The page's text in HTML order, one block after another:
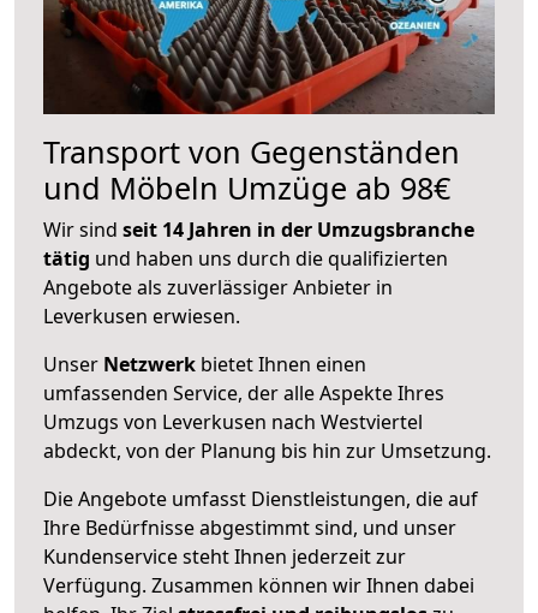
Transport von Gegenständen
und Möbeln Umzüge ab 98€
Wir sind seit 14 Jahren in der Umzugsbranche
tätig und haben uns durch die qualifizierten
Angebote als zuverlässiger Anbieter in
Leverkusen erwiesen.
Unser Netzwerk bietet Ihnen einen
umfassenden Service, der alle Aspekte Ihres
Umzugs von Leverkusen nach Westviertel
abdeckt, von der Planung bis hin zur Umsetzung.
Die Angebote umfasst Dienstleistungen, die auf
Ihre Bedürfnisse abgestimmt sind, und unser
Kundenservice steht Ihnen jederzeit zur
Verfügung. Zusammen können wir Ihnen dabei